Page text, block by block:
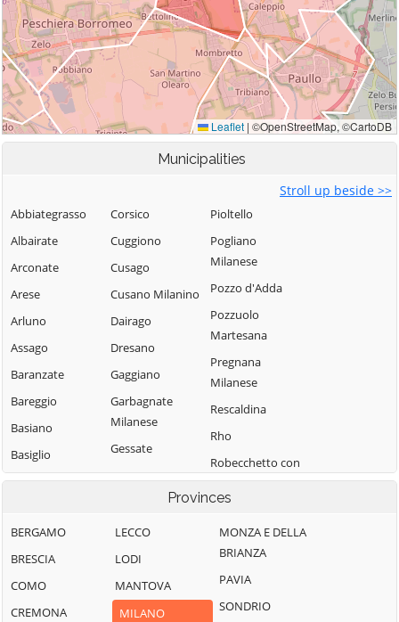
Municipalities
Stroll up beside >>
Abbiategrasso
Albairate
Arconate
Arese
Arluno
Assago
Baranzate
Bareggio
Basiano
Basiglio
Bellinzago
Bernate Ticino
Besate
Binasco
Boffalora sopra
Corsico
Cuggiono
Cusago
Cusano Milanino
Dairago
Dresano
Gaggiano
Garbagnate
Milanese
Gessate
Gorgonzola
Gudo Visconti
Inveruno
Inzago
Lacchiarella
Pioltello
Pogliano
Milanese
Pozzo d'Adda
Pozzuolo
Martesana
Pregnana
Milanese
Rescaldina
Rho
Robecchetto con
Induno
Naviglio
Rodano
Rosate
Rozzano
Provinces
BERGAMO
BRESCIA
COMO
CREMONA
LECCO
LODI
MANTOVA
MILANO
MONZA E DELLA
BRIANZA
PAVIA
SONDRIO